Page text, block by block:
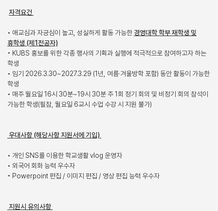
자격요건
• 애교심과 자긍심이 높고, 성실하게 활동 가능한 경영대학 학부 재학생 및
휴학생 (제1전공자)
• KUBS 홍보를 위한 각종 행사의 기획과 실행에 적극적으로 참여하고자 하는
학생
• 임기 2026.3.30~2027.3.29 (1년, 여름·겨울방학 포함) 동안 활동이 가능한
학생
• 매주 월요일 16시 30분~19시 30분 주 1회 정기 회의 및 비정기 회의 참석이
가능한 학생(필참, 월요일 6교시 수업 수강 시 지원 불가)
우대사항 (해당사항 지원서에 기입)
• 개인 SNS를 이용한 학교생활 vlog 운영자
• 외국어 회화 능력 우수자
• Powerpoint 편집 / 이미지 편집 / 영상 편집 능력 우수자
지원시 유의사항